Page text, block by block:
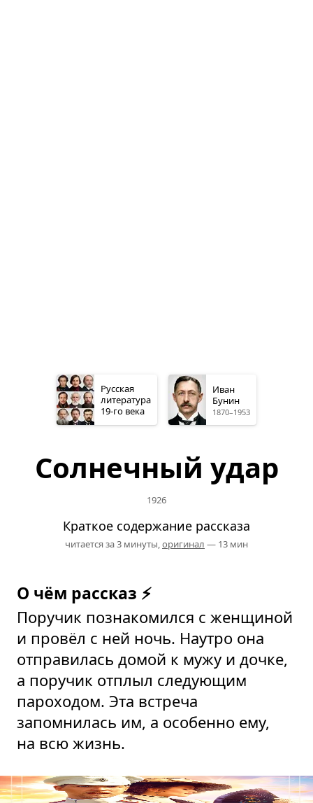
Русская
литература
19-го века
Иван
Бунин
1870–1953
Солнечный удар
1926
Краткое содержание рассказа
читается за 3 минуты,оригинал — 13 мин
О чём рассказ ⚡
Поручик познакомился с женщиной
и провёл с ней ночь. Наутро она
отправилась домой к мужу и дочке,
а поручик отплыл следующим
пароходом. Эта встреча
запомнилась им, а особенно ему,
на всю жизнь.